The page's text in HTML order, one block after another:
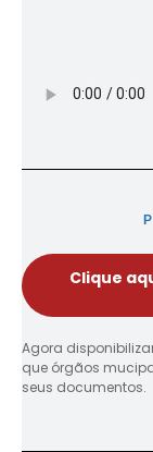
Clique
Agora
que órgãos
seus documentos.